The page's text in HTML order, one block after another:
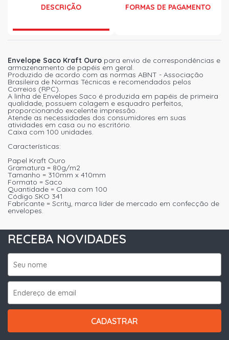
DESCRIÇÃO FORMAS DE PAGAMENTO
Envelope Saco Kraft Ouro para envio de correspondências e
armazenamento de papéis em geral.
Produzido de acordo com as normas ABNT - Associação
Brasileira de Normas Técnicas e recomendados pelos
Correios (RPC).
A linha de Envelopes Saco é produzida em papéis de primeira
qualidade, possuem colagem e esquadro perfeitos,
proporcionando excelente impressão.
Atende as necessidades dos consumidores em suas
atividades em casa ou no escritório.
Caixa com 100 unidades.
Características:
Papel Kraft Ouro
Gramatura = 80g/m2
Tamanho = 310mm x 410mm
Formato = Saco
Quantidade = Caixa com 100
Código SKO 341
Fabricante = Scrity, marca líder de mercado em confecção de
envelopes.
RECEBA NOVIDADES
CADASTRAR